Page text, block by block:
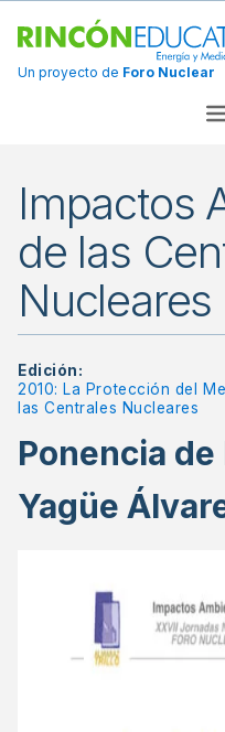
Un proyecto de Foro Nuclear
Impactos
de las
Nucleares
Edición:
2010: La Protección del
las Centrales Nucleares
Ponencia
Yagüe